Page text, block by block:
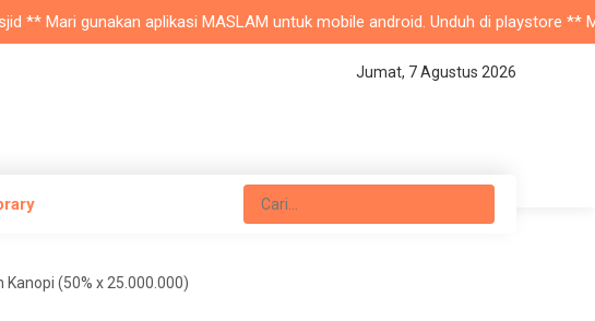
gunakan aplikasi MASLAM untuk mobile android. Unduh di playstore **
Jumat, 7 Agustus 2026
(50% x 25.000.000)